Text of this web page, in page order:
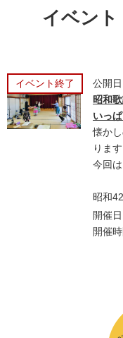
イベント
イベント終了
公開
昭和
いっ
懐か
ります
今回
昭和
開催
開催